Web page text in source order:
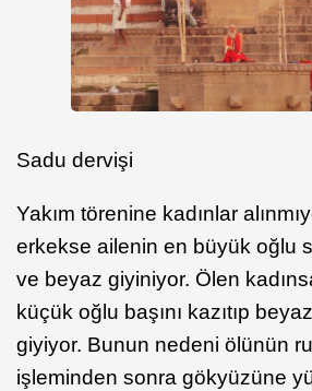
Sadu dervişi
Yakım törenine kadınlar
erkekse ailenin en büyük oğlu
ve beyaz giyiniyor. Ölen
küçük oğlu başını kazıtıp
giyiyor. Bunun nedeni ölünün
işleminden sonra gökyüzüne